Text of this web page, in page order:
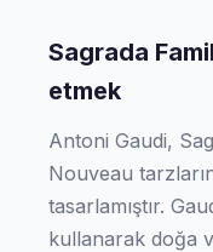
Sagrada
etmek
Antoni Gaudi,
Nouveau
tasarlamıştır.
kullanarak doğa